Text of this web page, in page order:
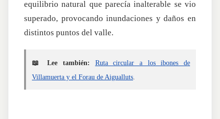
equilibrio natural que parecía inalterable se vio
superado, provocando inundaciones y daños en
distintos puntos del valle.
📖 Lee también:
Ruta circular a los ibones de
Villamuerta y el Forau de Aigualluts.